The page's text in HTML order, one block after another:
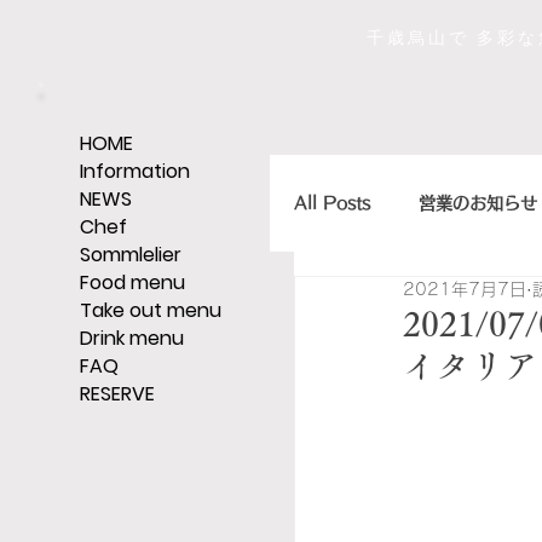
HOME
Information
NEWS
Chef
Sommlelier
Food menu
Take out menu
Drink menu
FAQ
RESERVE
All Posts 営業のお知らせ
店主のひとくちエッセイ
2021/
イタリ
2021年7月7日